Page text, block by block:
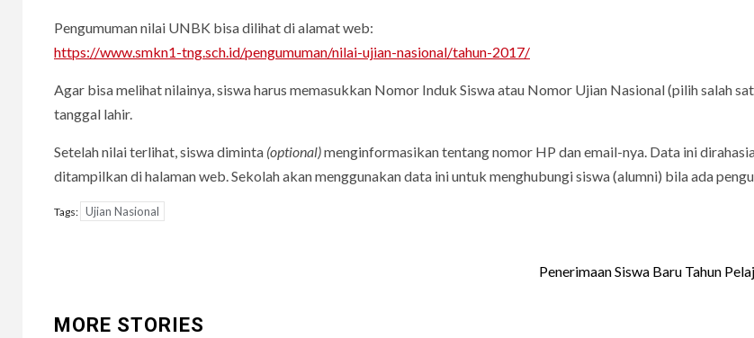
Pengumuman nilai UNBK bisa dilihat di alamat web:
https://www.smkn1-tng.sch.id/pengumuman/nilai-ujian-nasional/tahun-2017/
Agar bisa melihat nilainya, siswa harus memasukkan Nomor Induk Siswa atau Nomor Ujian Nasional (pilih salah
tanggal lahir.
Setelah nilai terlihat, siswa diminta (optional)menginformasikan tentang nomor HP dan email-nya. Data ini
ditampilkan di halaman web. Sekolah akan menggunakan data ini untuk menghubungi siswa (alumni) bila ada
Tags: Ujian Nasional
Penerimaan Siswa Baru Tahun
MORE STORIES